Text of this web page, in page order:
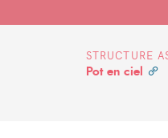
STRUCTURE
Pot en ciel